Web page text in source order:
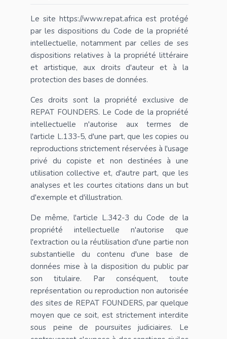
Le site https://www.repat.africa est protégé
par les dispositions du Code de la propriété
intellectuelle, notamment par celles de ses
dispositions relatives à la propriété littéraire
et artistique, aux droits d'auteur et à la
protection des bases de données.
Ces droits sont la propriété exclusive de
REPAT FOUNDERS. Le Code de la propriété
intellectuelle n'autorise aux termes de
l'article L.133-5, d'une part, que les copies ou
reproductions strictement réservées à l'usage
privé du copiste et non destinées à une
utilisation collective et, d'autre part, que les
analyses et les courtes citations dans un but
d'exemple et d'illustration.
De même, l'article L.342-3 du Code de la
propriété intellectuelle n'autorise que
l'extraction ou la réutilisation d'une partie non
substantielle du contenu d'une base de
données mise à la disposition du public par
son titulaire. Par conséquent, toute
représentation ou reproduction non autorisée
des sites de REPAT FOUNDERS, par quelque
moyen que ce soit, est strictement interdite
sous peine de poursuites judiciaires. Le